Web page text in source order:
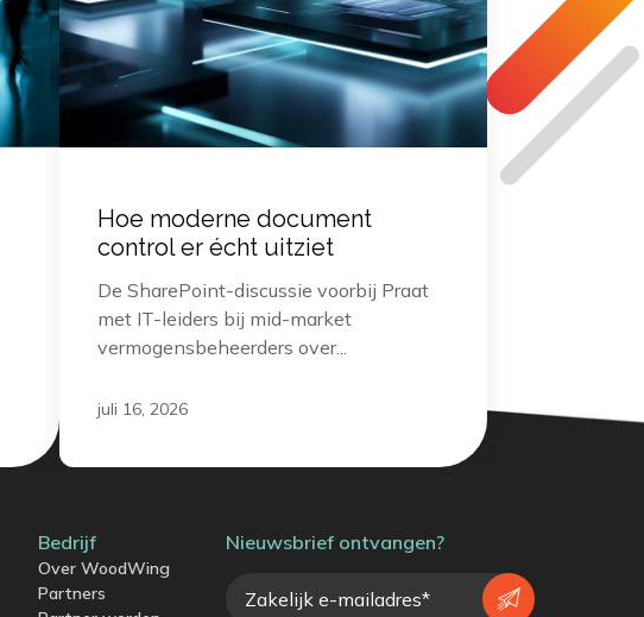
Hoe moderne document
control er écht uitziet
De SharePoint-discussie voorbij Praat
met IT-leiders bij mid-market
vermogensbeheerders over...
juli 16, 2026
Bedrijf
Over WoodWing
Partners
Nieuwsbrief ontvangen?